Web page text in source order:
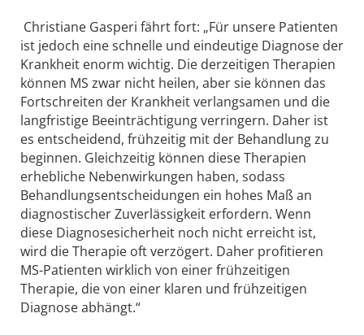
Christiane Gasperi fährt fort: „Für unsere Patienten
ist jedoch eine schnelle und eindeutige Diagnose der
Krankheit enorm wichtig. Die derzeitigen Therapien
können MS zwar nicht heilen, aber sie können das
Fortschreiten der Krankheit verlangsamen und die
langfristige Beeinträchtigung verringern. Daher ist
es entscheidend, frühzeitig mit der Behandlung zu
beginnen. Gleichzeitig können diese Therapien
erhebliche Nebenwirkungen haben, sodass
Behandlungsentscheidungen ein hohes Maß an
diagnostischer Zuverlässigkeit erfordern. Wenn
diese Diagnosesicherheit noch nicht erreicht ist,
wird die Therapie oft verzögert. Daher profitieren
MS-Patienten wirklich von einer frühzeitigen
Therapie, die von einer klaren und frühzeitigen
Diagnose abhängt.“